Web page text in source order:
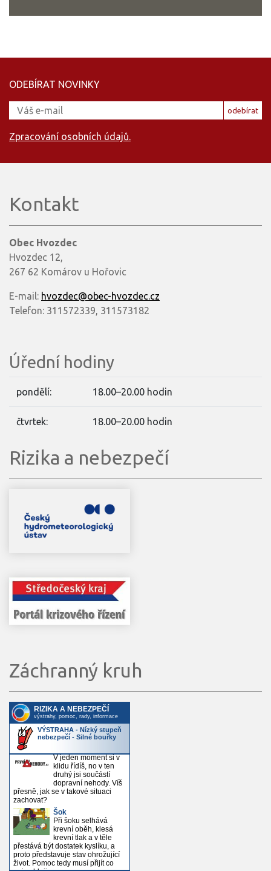
ODEBÍRAT NOVINKY
odebírat
Zpracování osobních údajů.
Kontakt
Obec Hvozdec
Hvozdec 12,
267 62 Komárov u Hořovic
E-mail: hvozdec@obec-hvozdec.cz
Telefon: 311572339, 311573182
Úřední hodiny
pondělí: 18.00–20.00 hodin
čtvrtek: 18.00–20.00 hodin
Rizika a nebezpečí
Záchranný kruh